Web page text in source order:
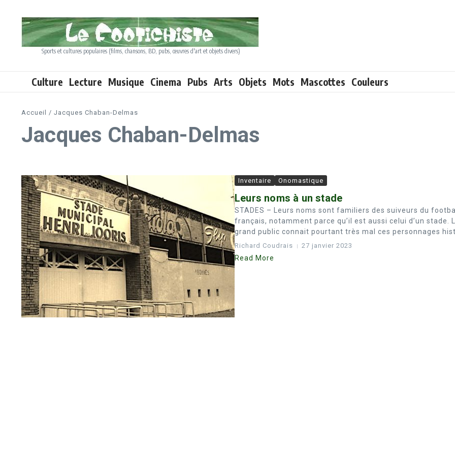
Sports et cultures populaires (films, chansons, BD, pubs, œuvres d'art et objets divers)
Culture Lecture Musique Cinema Pubs Arts Objets Mots Mascottes Couleurs
Accueil / Jacques Chaban-Delmas
Jacques Chaban-Delmas
Inventaire Onomastique
Leurs noms à un stade
STADES – Leurs noms sont familiers des suiveurs du
français, notamment parce qu’il est aussi celui d’un stade.
grand public connait pourtant très mal ces personnages
Richard Coudrais 27 janvier 2023
Read More